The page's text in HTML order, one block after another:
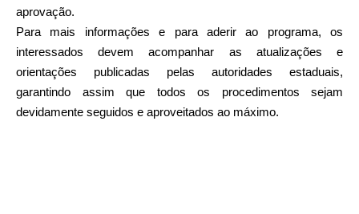
aprovação.
Para mais informações e para aderir ao programa, os
interessados devem acompanhar as atualizações e
orientações publicadas pelas autoridades estaduais,
garantindo assim que todos os procedimentos sejam
devidamente seguidos e aproveitados ao máximo.